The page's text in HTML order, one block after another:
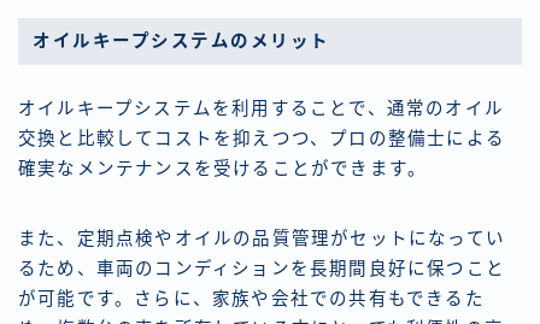
オイルキープシステムのメリット
オイルキープシステムを利用することで、通常のオイル
交換と比較してコストを抑えつつ、プロの整備士による
確実なメンテナンスを受けることができます。
また、定期点検やオイルの品質管理がセットになってい
るため、車両のコンディションを長期間良好に保つこと
が可能です。さらに、家族や会社での共有もできるた